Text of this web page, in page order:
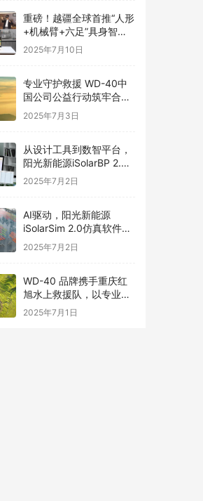
重磅！越疆全球首推“人形
+机械臂+六足”具身智能
平台，场景落地最优解
2025年7月10日
专业守护救援 WD-40中
国公司公益行动筑牢合肥
防汛安全线
2025年7月3日
从设计工具到数智平台，
阳光新能源iSolarBP 2.0
重塑分布式电站设计范
2025年7月2日
AI驱动，阳光新能源
iSolarSim 2.0仿真软件引
领光伏智能评估新时代！
2025年7月2日
WD-40 品牌携手重庆红
旭水上救援队，以专业守
护长江生命线
2025年7月1日